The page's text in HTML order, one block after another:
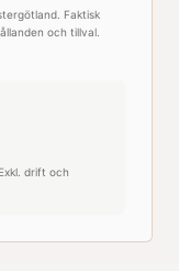
. Faktisk
och tillval.
drift och